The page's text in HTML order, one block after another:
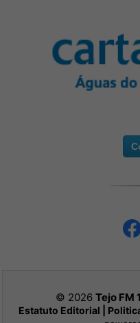
© 2026 Tejo FM
Estatuto Editorial